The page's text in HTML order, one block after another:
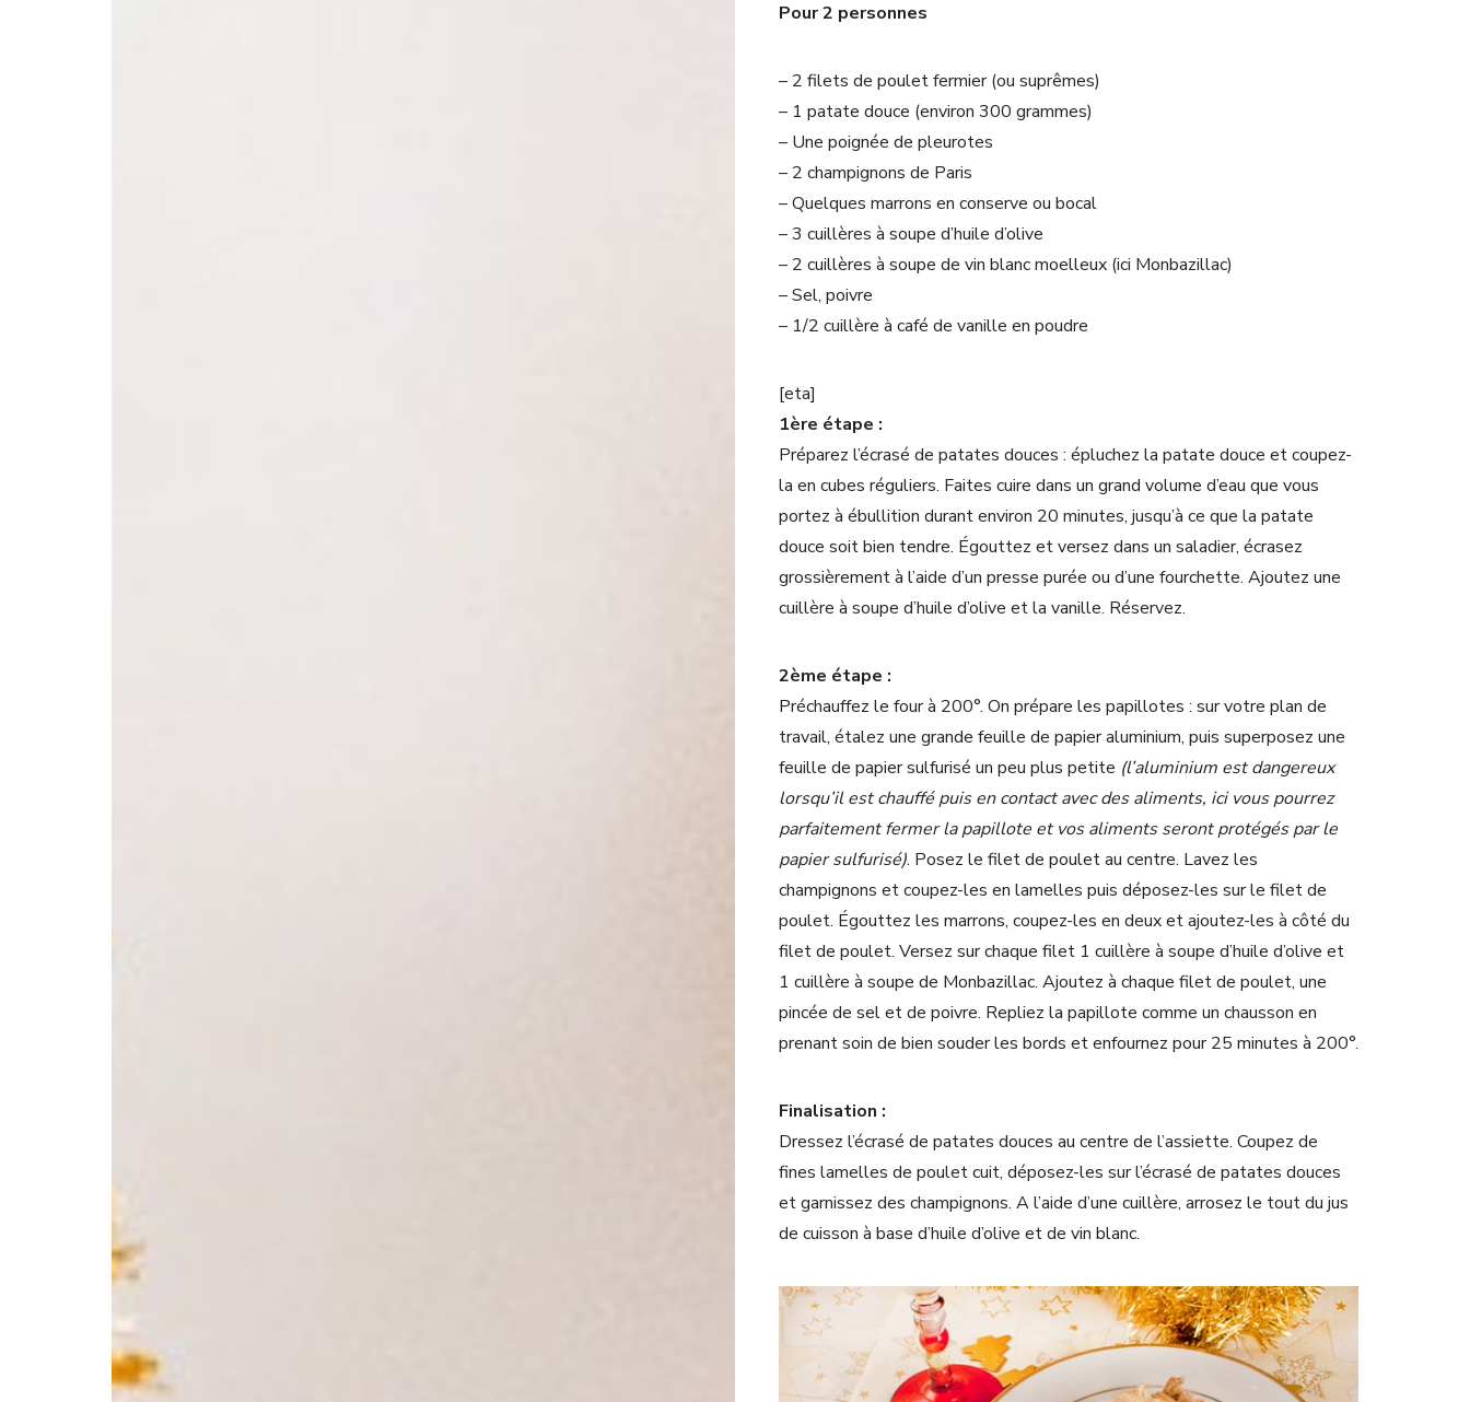
Pour 2 personnes
– 2 filets de poulet fermier (ou suprêmes)
– 1 patate douce (environ 300 grammes)
– Une poignée de pleurotes
– 2 champignons de Paris
– Quelques marrons en conserve ou bocal
– 3 cuillères à soupe d’huile d’olive
– 2 cuillères à soupe de vin blanc moelleux (ici Monbazillac)
– Sel, poivre
– 1/2 cuillère à café de vanille en poudre
[eta]
1ère étape :
Préparez l’écrasé de patates douces : épluchez la patate douce et coupez-
la en cubes réguliers. Faites cuire dans un grand volume d’eau que vous
portez à ébullition durant environ 20 minutes, jusqu’à ce que la patate
douce soit bien tendre. Égouttez et versez dans un saladier, écrasez
grossièrement à l’aide d’un presse purée ou d’une fourchette. Ajoutez une
cuillère à soupe d’huile d’olive et la vanille. Réservez.
2ème étape :
Préchauffez le four à 200°. On prépare les papillotes : sur votre plan de
travail, étalez une grande feuille de papier aluminium, puis superposez une
feuille de papier sulfurisé un peu plus petite (l’aluminium est dangereux
lorsqu’il est chauffé puis en contact avec des aliments, ici vous pourrez
parfaitement fermer la papillote et vos aliments seront protégés par le
papier sulfurisé). Posez le filet de poulet au centre. Lavez les
champignons et coupez-les en lamelles puis déposez-les sur le filet de
poulet. Égouttez les marrons, coupez-les en deux et ajoutez-les à côté du
filet de poulet. Versez sur chaque filet 1 cuillère à soupe d’huile d’olive et
1 cuillère à soupe de Monbazillac. Ajoutez à chaque filet de poulet, une
pincée de sel et de poivre. Repliez la papillote comme un chausson en
prenant soin de bien souder les bords et enfournez pour 25 minutes à 200°.
Finalisation :
Dressez l’écrasé de patates douces au centre de l’assiette. Coupez de
fines lamelles de poulet cuit, déposez-les sur l’écrasé de patates douces
et garnissez des champignons. A l’aide d’une cuillère, arrosez le tout du jus
de cuisson à base d’huile d’olive et de vin blanc.